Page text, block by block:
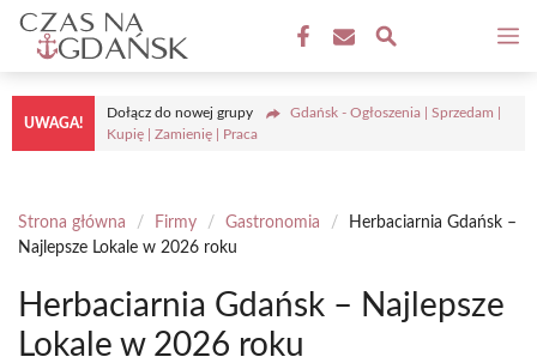
Przejdź
treści
UWAGA!
Dołącz do nowej grupy
Gdańsk - Ogłoszenia | Sprzedam |
Kupię | Zamienię | Praca
Strona główna / Firmy / Gastronomia /
Herbaciarnia Gdańsk –
Najlepsze Lokale w 2026 roku
Herbaciarnia Gdańsk – Najlepsze
Lokale w 2026 roku